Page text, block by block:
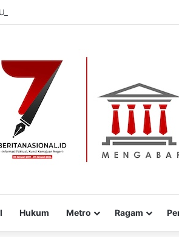
ke-81 RI, Kodim 0823/Situbondo Balap
Hukum Metro Ragam